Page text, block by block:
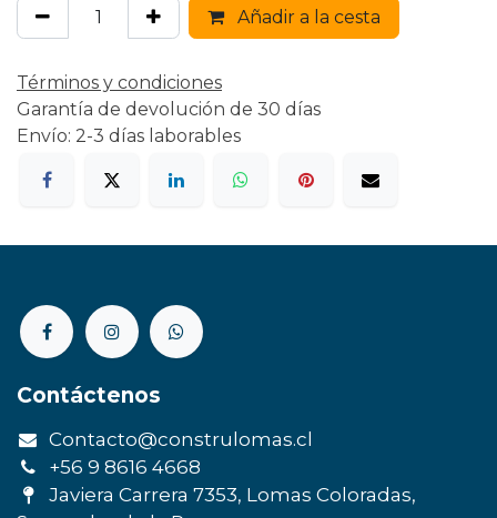
Añadir a la cesta
Términos y condiciones
Garantía de devolución de 30 días
Envío: 2-3 días laborables
Contáctenos
Contacto@construlomas.cl
+56 9 8616 4668
Javiera Carrera 7353, Lomas Coloradas,